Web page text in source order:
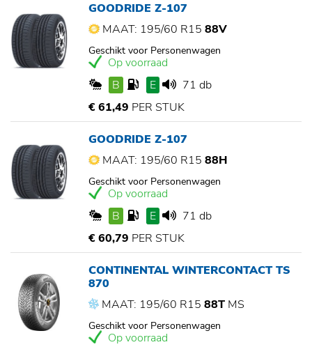
GOODRIDE Z-107
MAAT: 195/60 R15 88V
Geschikt voor Personenwagen
Op voorraad
B
E
71 db
€ 61,49 PER STUK
GOODRIDE Z-107
MAAT: 195/60 R15 88H
Geschikt voor Personenwagen
Op voorraad
B
E
71 db
€ 60,79 PER STUK
CONTINENTAL WINTERCONTACT TS
870
MAAT: 195/60 R15 88T MS
Geschikt voor Personenwagen
Op voorraad